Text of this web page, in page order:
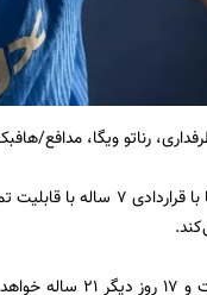
رناتو ویگا، مدافع/هافبک پرتغالی در
رناتو ویگا با